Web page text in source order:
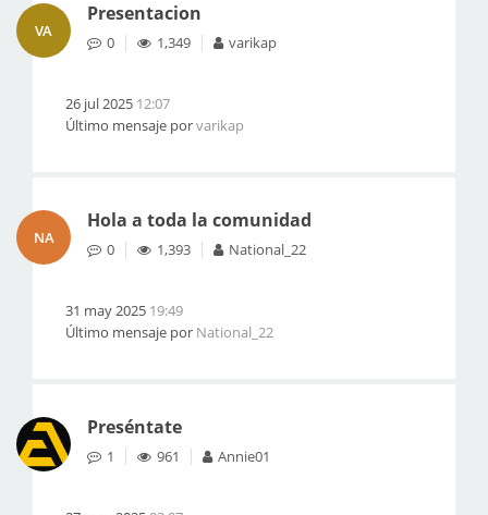
VA
Presentacion
0 1,349 varikap
26 jul 2025 12:07
Último mensaje porvarikap
NA
Hola a toda la comunidad
0 1,393 National_22
31 may 2025 19:49
Último mensaje por National_22
Preséntate
1 961 Annie01